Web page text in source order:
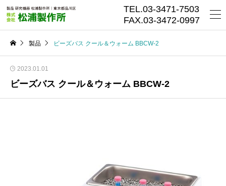
TEL.03-3471-7503
FAX.03-3472-0997
製品 ビーズバス クール＆ウォーム BBCW-2
2023.01.01
ビーズバス クール＆ウォーム BBCW-2